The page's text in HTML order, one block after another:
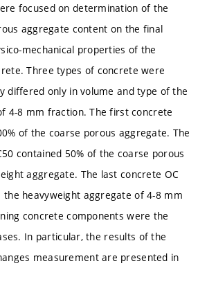
focused on determination of the
aggregate content on the final
mechanical properties of the
Three types of concrete were
differed only in volume and type of the
4-8 mm fraction. The first concrete
of the coarse porous aggregate. The
contained 50% of the coarse porous
aggregate. The last concrete OC
heavyweight aggregate of 4-8 mm
concrete components were the
In particular, the results of the
measurement are presented in